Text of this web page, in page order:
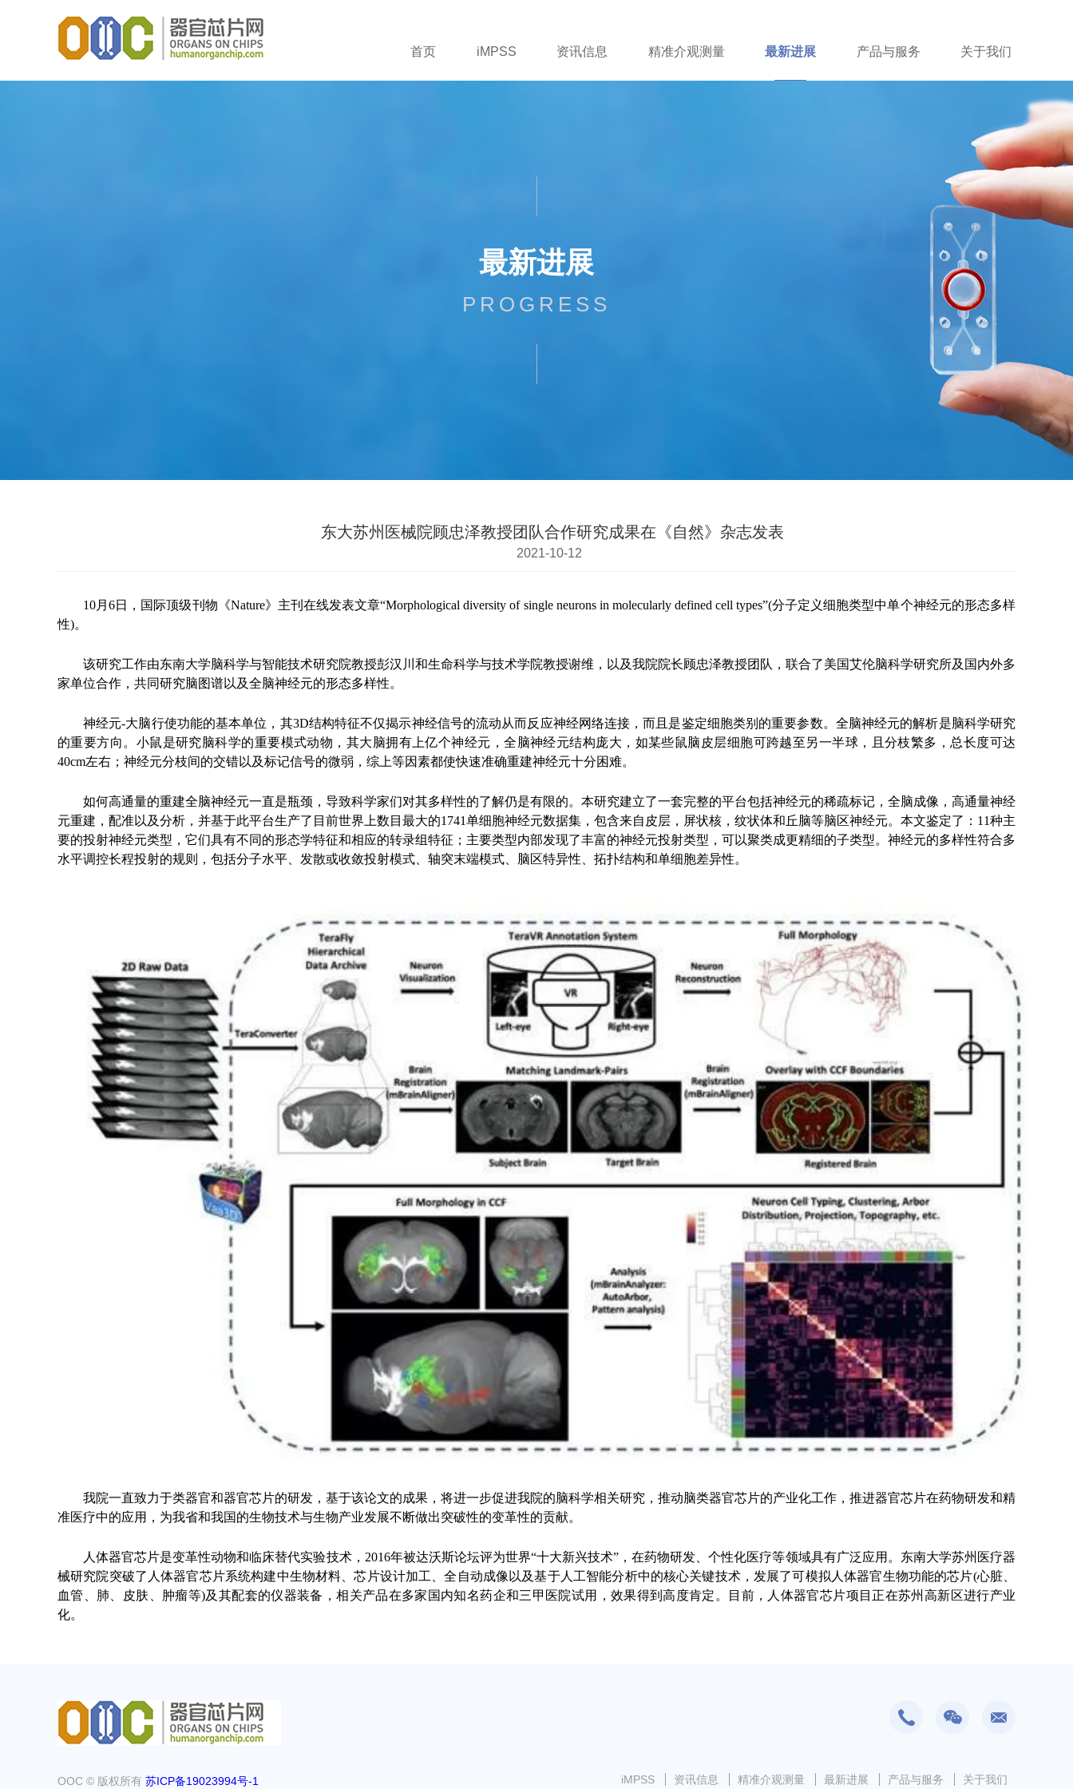
首页 iMPSS 资讯信息 精准介观测量 最新进展 产品与服务 关于我们
最新进展
PROGRESS
东大苏州医械院顾忠泽教授团队合作研究成果在《自然》杂志发表
2021-10-12
10月6日，国际顶级刊物《Nature》主刊在线发表文章“Morphological diversity of single neurons in molecularly defined cell types”(分子定义细胞类型中单个神经元的形态多样
性)。
该研究工作由东南大学脑科学与智能技术研究院教授彭汉川和生命科学与技术学院教授谢维，以及我院院长顾忠泽教授团队，联合了美国艾伦脑科学研究所及国内外多
家单位合作，共同研究脑图谱以及全脑神经元的形态多样性。
神经元-大脑行使功能的基本单位，其3D结构特征不仅揭示神经信号的流动从而反应神经网络连接，而且是鉴定细胞类别的重要参数。全脑神经元的解析是脑科学研究
的重要方向。小鼠是研究脑科学的重要模式动物，其大脑拥有上亿个神经元，全脑神经元结构庞大，如某些鼠脑皮层细胞可跨越至另一半球，且分枝繁多，总长度可达
40cm左右；神经元分枝间的交错以及标记信号的微弱，综上等因素都使快速准确重建神经元十分困难。
如何高通量的重建全脑神经元一直是瓶颈，导致科学家们对其多样性的了解仍是有限的。本研究建立了一套完整的平台包括神经元的稀疏标记，全脑成像，高通量神经
元重建，配准以及分析，并基于此平台生产了目前世界上数目最大的1741单细胞神经元数据集，包含来自皮层，屏状核，纹状体和丘脑等脑区神经元。本文鉴定了：11种主
要的投射神经元类型，它们具有不同的形态学特征和相应的转录组特征；主要类型内部发现了丰富的神经元投射类型，可以聚类成更精细的子类型。神经元的多样性符合多
水平调控长程投射的规则，包括分子水平、发散或收敛投射模式、轴突末端模式、脑区特异性、拓扑结构和单细胞差异性。
我院一直致力于类器官和器官芯片的研发，基于该论文的成果，将进一步促进我院的脑科学相关研究，推动脑类器官芯片的产业化工作，推进器官芯片在药物研发和精
准医疗中的应用，为我省和我国的生物技术与生物产业发展不断做出突破性的变革性的贡献。
人体器官芯片是变革性动物和临床替代实验技术，2016年被达沃斯论坛评为世界“十大新兴技术”，在药物研发、个性化医疗等领域具有广泛应用。东南大学苏州医疗器
械研究院突破了人体器官芯片系统构建中生物材料、芯片设计加工、全自动成像以及基于人工智能分析中的核心关键技术，发展了可模拟人体器官生物功能的芯片(心脏、
血管、肺、皮肤、肿瘤等)及其配套的仪器装备，相关产品在多家国内知名药企和三甲医院试用，效果得到高度肯定。目前，人体器官芯片项目正在苏州高新区进行产业
化。
OOC © 版权所有 苏ICP备19023994号-1 iMPSS 资讯信息 精准介观测量 最新进展 产品与服务 关于我们